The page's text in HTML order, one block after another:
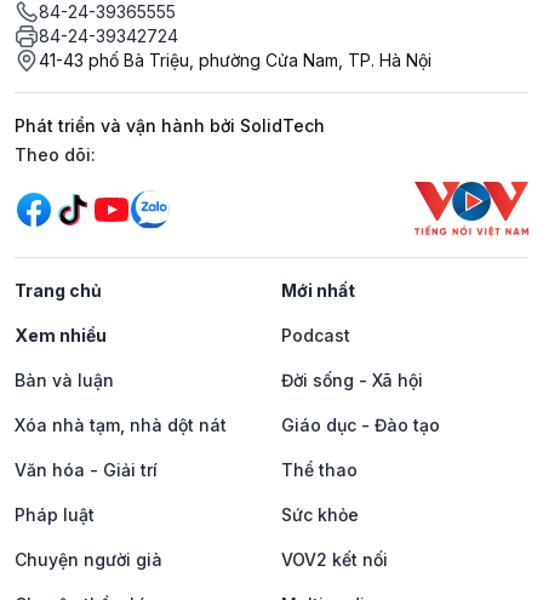
84-24-39365555
84-24-39342724
41-43 phố Bà Triệu, phường Cửa Nam, TP. Hà Nội
Phát triển và vận hành bởi SolidTech
Mạng xã hội
Theo dõi:
Trang chủ Mới nhất
Xem nhiều Podcast
Bàn và luận Đời sống - Xã hội
Xóa nhà tạm, nhà dột nát Giáo dục - Đào tạo
Văn hóa - Giải trí Thể thao
Pháp luật Sức khỏe
Chuyện người già VOV2 kết nối